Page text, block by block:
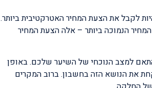
לקבל את הצעת המחיר האטרקטיבית ביותר.
הנמוכה ביותר – אלה הצעת המחיר
למצב הנוכחי של השיער שלכם. באופן
את הנושא הזה בחשבון. ברוב המקרים